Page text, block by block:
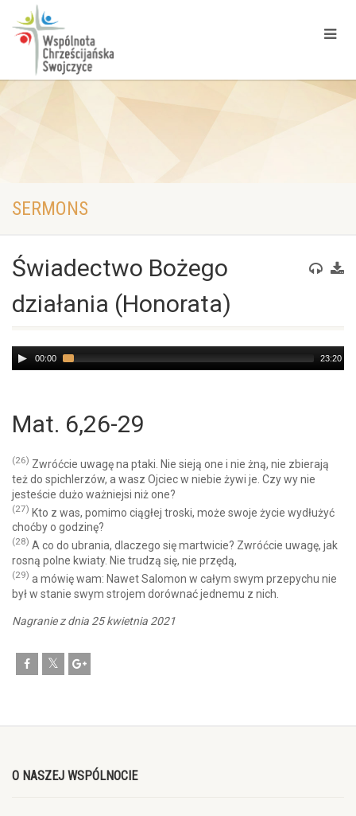
SERMONS
Świadectwo Bożego
działania (Honorata)
Audio
Player
00:00 23:20
Mat. 6,26-29
(26) Zwróćcie uwagę na ptaki. Nie sieją one i nie żną, nie zbierają
też do spichlerzów, a wasz Ojciec w niebie żywi je. Czy wy nie
jesteście dużo ważniejsi niż one?
(27) Kto z was, pomimo ciągłej troski, może swoje życie wydłużyć
choćby o godzinę?
(28) A co do ubrania, dlaczego się martwicie? Zwróćcie uwagę, jak
rosną polne kwiaty. Nie trudzą się, nie przędą,
(29) a mówię wam: Nawet Salomon w całym swym przepychu nie
był w stanie swym strojem dorównać jednemu z nich.
Nagranie z dnia 25 kwietnia 2021
O NASZEJ WSPÓLNOCIE